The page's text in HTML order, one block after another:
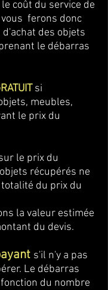
coût du service de
ferons donc
des objets
le débarras
si
meubles,
le prix du
le prix du
récupérés ne
du prix du
la valeur estimée
du devis.
s'il n'y a pas
Le débarras
du nombre